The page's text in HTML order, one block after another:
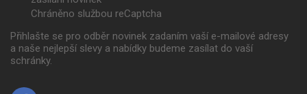
Chráněno službou reCaptcha
Přihlašte se pro odběr novinek zadaním vaší e-mailové adresy
a naše nejlepší slevy a nabídky budeme zasílat do vaší
schránky.